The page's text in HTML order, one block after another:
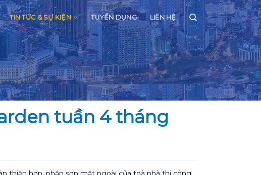
TIN TỨC & SỰ KIỆN TUYỂN DỤNG LIÊN HỆ
tuần 4 tháng